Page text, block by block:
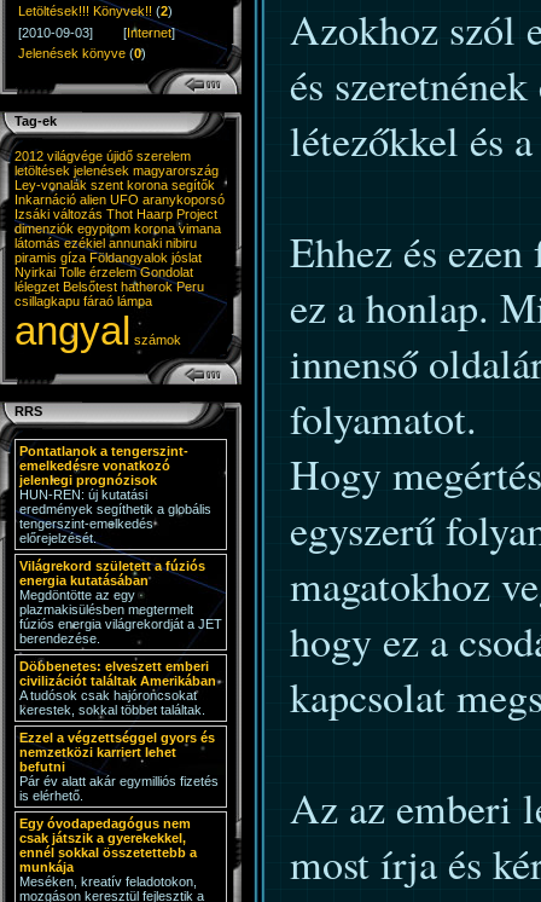
Letöltések!!! Könyvek!! (2)
[2010-09-03]
[Internet]
Jelenések könyve (0)
Tag-ek
2012 világvége újidő szerelem
letöltések jelenések magyarország
Ley-vonalak szent korona segítők
Inkarnáció alien UFO aranykoporsó
Izsáki változás Thot Haarp Project
dimenziók egypitom korona vimana
látomás ezékiel annunaki nibiru
piramis gíza Földangyalok jóslat
Nyirkai Tolle érzelem Gondolat
lélegzet Belsőtest hathorok Peru
csillagkapu fáraó lámpa
angyal számok
RRS
Pontatlanok a tengerszint-
emelkedésre vonatkozó
jelenlegi prognózisok
HUN-REN: új kutatási
eredmények segíthetik a globális
tengerszint-emelkedés
előrejelzését.
Világrekord született a fúziós
energia kutatásában
Megdöntötte az egy
plazmakisülésben megtermelt
fúziós energia világrekordját a JET
berendezése.
Döbbenetes: elveszett emberi
civilizációt találtak Amerikában
A tudósok csak hajóroncsokat
kerestek, sokkal többet találtak.
Ezzel a végzettséggel gyors és
nemzetközi karriert lehet
befutni
Pár év alatt akár egymilliós fizetés
is elérhető.
Egy óvodapedagógus nem
csak játszik a gyerekekkel,
ennél sokkal összetettebb a
munkája
Meséken, kreatív feladotokon,
mozgáson keresztül fejlesztik a
Azokhoz szól
és
létezőkkel és
Ehhez és
ez a honlap.
innenső
folyamatot.
Hogy
egyszerű
magatokhoz
hogy ez a
kapcsolat
Az az emberi
most írja és